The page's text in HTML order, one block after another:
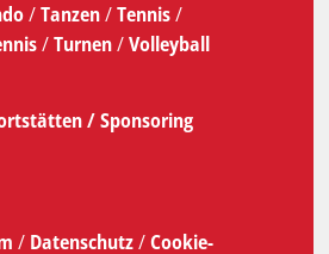
/Tanzen/Tennis/
/Turnen/Volleyball
/Sponsoring
/ Datenschutz/Cookie-